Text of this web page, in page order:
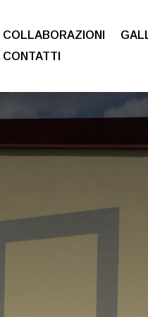
COLLABORAZIONI
CONTATTI